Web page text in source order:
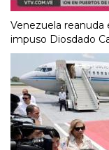
Venezuela reanuda
impuso Diosdado